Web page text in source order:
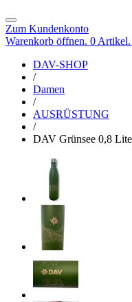
Zum Kundenkonto
Warenkorb öffnen. 0 Artikel.
DAV-SHOP
/
Damen
/
AUSRÜSTUNG
/
DAV Grünsee 0,8